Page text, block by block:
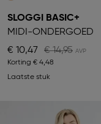
SLOGGI BASIC+
MIDI-ONDERGOED
€ 10,47
€ 14,95
Korting € 4,48
Laatste stuk